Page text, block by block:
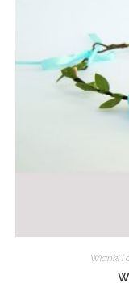
Wianki i